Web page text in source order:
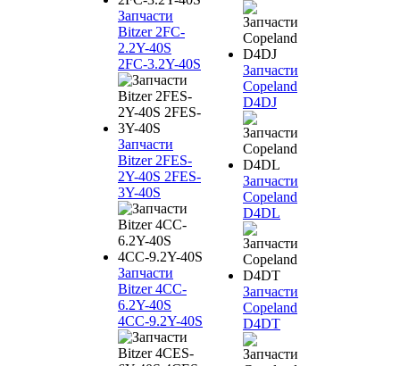
Запчасти
Bitzer 2FC-
2.2Y-40S
2FC-3.2Y-40S
Запчасти
Bitzer 2FES-
2Y-40S 2FES-
3Y-40S
Запчасти
Bitzer 4CC-
6.2Y-40S
4CC-9.2Y-40S
Запчасти
Copeland
D4DJ
Запчасти
Copeland
D4DL
Запчасти
Copeland
D4DT